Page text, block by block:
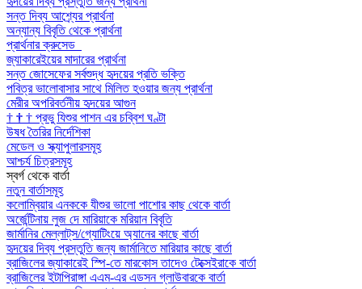
সন্ত দিব্য আশ্র্যের প্রার্থনা
অন্যান্য বিবৃতি থেকে প্রার্থনা
প্রার্থনার ক্রুসেড
জ্যাকারেইয়ের মাদারের প্রার্থনা
সন্ত জোসেফের সর্বশুদ্ধ হৃদয়ের প্রতি ভক্তি
পবিত্র ভালোবাসার সাথে মিলিত হওয়ার জন্য প্রার্থনা
মেরীর অপরিবর্তনীয় হৃদয়ের আগুন
† † † প্রভু যিশুর পাশন এর চব্বিশ ঘণ্টা
উষধ তৈরির নির্দেশিকা
মেডেল ও স্ক্যাপুলারসমূহ
আশ্চর্য চিত্রসমূহ
স্বর্গ থেকে বার্তা
নতুন বার্তাসমূহ
কলোম্বিয়ার এনককে যীশুর ভালো পাশোর কাছ থেকে বার্তা
অর্জেন্টিনায় লুজ দে মারিয়াকে মরিয়ান বিবৃতি
জার্মানির মেল্লাট্‌স/গ্যোটিংয়ে অ্যানের কাছে বার্তা
হৃদয়ের দিব্য প্রস্তুতি জন্য জার্মানিতে মারিয়ার কাছে বার্তা
ব্রাজিলের জ্যাকারেই স্পি-তে মারকোস তাদেও টেক্সেইরাকে বার্তা
ব্রাজিলের ইটাপিরাঙ্গা এএম-এর এডসন গ্লাউবারকে বার্তা